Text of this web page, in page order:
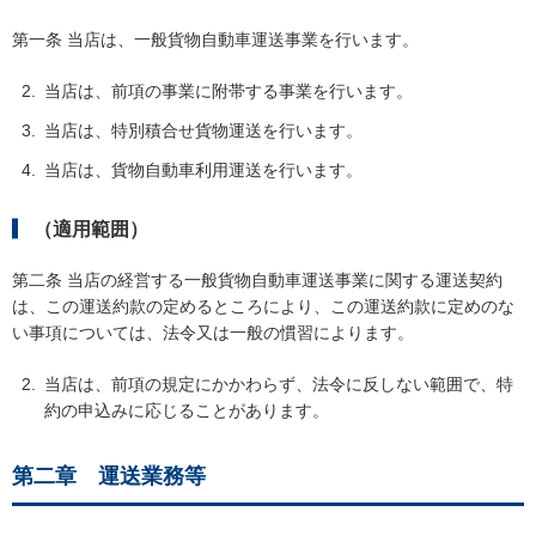
第一条 当店は、一般貨物自動車運送事業を行います。
当店は、前項の事業に附帯する事業を行います。
当店は、特別積合せ貨物運送を行います。
当店は、貨物自動車利用運送を行います。
（適用範囲）
第二条 当店の経営する一般貨物自動車運送事業に関する運送契約
は、この運送約款の定めるところにより、この運送約款に定めのな
い事項については、法令又は一般の慣習によります。
当店は、前項の規定にかかわらず、法令に反しない範囲で、特
約の申込みに応じることがあります。
第二章 運送業務等